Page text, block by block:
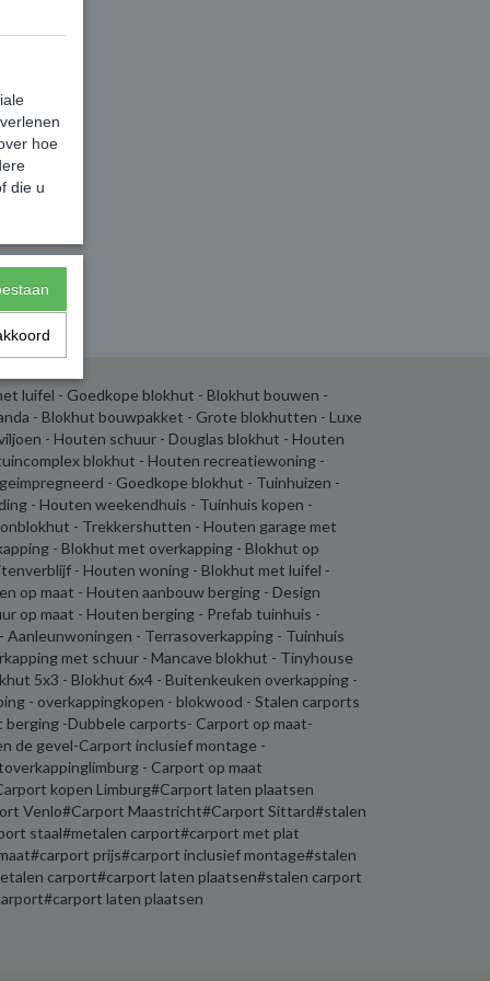
luifel - Goedkope blokhut - Blokhut bouwen -
- Blokhut bouwpakket - Grote blokhutten - Luxe
- Houten schuur - Douglas blokhut - Houten
blokhut - Houten recreatiewoning -
- Goedkope blokhut - Tuinhuizen -
- Houten weekendhuis - Tuinhuis kopen -
- Trekkershutten - Houten garage met
- Blokhut met overkapping - Blokhut op
- Houten woning - Blokhut met luifel -
op maat - Houten aanbouw berging - Design
op maat - Houten berging - Prefab tuinhuis -
- Terrasoverkapping - Tuinhuis
met schuur - Mancave blokhut - Tinyhouse
5x3 - Blokhut 6x4 - Buitenkeuken overkapping -
- overkappingkopen - blokwood - Stalen carports
-Dubbele carports- Carport op maat-
de gevel-Carport inclusief montage -
- Carport op maat
kopen Limburg#Carport laten plaatsen
Venlo#Carport Maastricht#Carport Sittard#stalen
staal#metalen carport#carport met plat
prijs#carport inclusief montage#stalen
carport#carport laten plaatsen#stalen carport
laten plaatsen
hoe
die u